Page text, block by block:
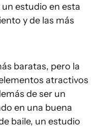
estudio en esta
y de las más
baratas, pero la
atractivos
de ser un
en una buena
baile, un estudio